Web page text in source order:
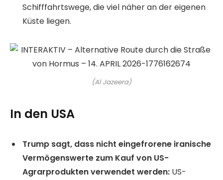
Schifffahrtswege, die viel näher an der eigenen
Küste liegen.
(Al Jazeera)
In den USA
Trump sagt, dass nicht eingefrorene iranische
Vermögenswerte zum Kauf von US-
Agrarprodukten verwendet werden: US-